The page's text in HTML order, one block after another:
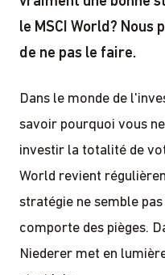
le MSCI World?
de ne pas le faire.
Dans le monde de
savoir pourquoi vous
investir la totalité de
World revient
stratégie ne semble
comporte des pièges.
Niederer met en